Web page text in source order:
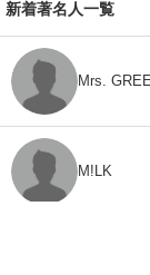
新着著名人一覧
Mrs.
M!LK